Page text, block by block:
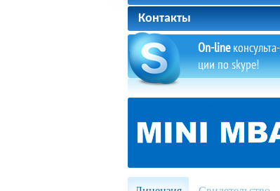
Контакты
On-lineконсульта-
ции по skype!